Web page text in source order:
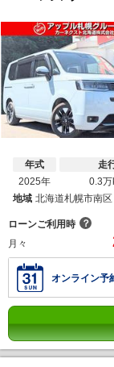
年式
2025年
走
0.3
地域 北海道札幌市南区
ローンご利用時 ？
月々
オンライン予